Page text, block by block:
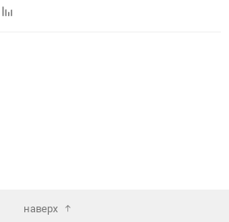
Добавить
наверх